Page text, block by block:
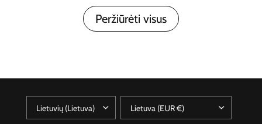
Peržiūrėti visus